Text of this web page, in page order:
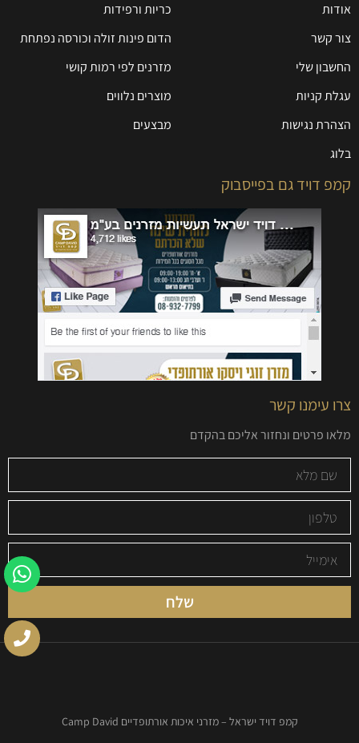
אודות
צור קשר
החשבון שלי
עגלת קניות
הצהרת נגישות
בלוג
כריות ורפידות
הדום פינות זולה וכורסה נפתחת
מזרנים לפי רמות קושי
מוצרים נלווים
מבצעים
קמפ דויד גם בפייסבוק
צרו עימנו קשר
מלאו פרטים ונחזור אליכם בהקדם
שלח
קמפ דויד ישראל – מזרני איכות אורתופדיים Camp David